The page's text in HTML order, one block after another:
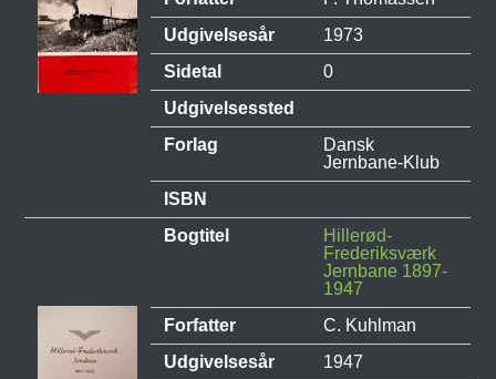
Udgivelsesår
1973
Sidetal
0
Udgivelsessted
Forlag
Dansk
Jernbane-Klub
ISBN
Bogtitel
Hillerød-
Frederiksværk
Jernbane 1897-
1947
Forfatter
C. Kuhlman
Udgivelsesår
1947